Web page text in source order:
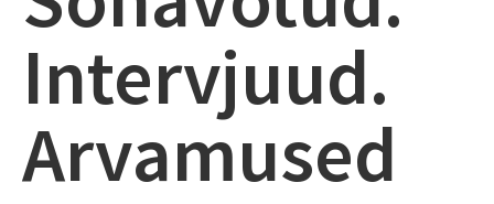
Intervjuud.
Arvamused